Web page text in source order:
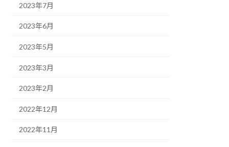
2023年7月
2023年6月
2023年5月
2023年3月
2023年2月
2022年12月
2022年11月